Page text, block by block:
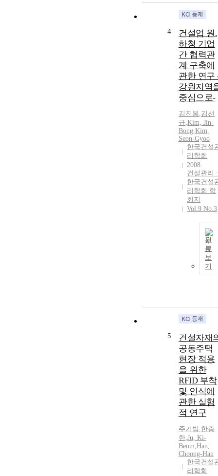
4
건설업 원.
하청 기업
간 협력관
계 구축에
관한 연구
강원지역
중심으로-
김진봉,김선
규,Kim, Jin-
Bong,Kim,
Seon-Gyoo
한국건설
리학회
2008
건설관리 :
한국건설
리학회 학
회지
Vol.9 No.3
원
문
보
기
5
건설자재
공동주택
현장 적용
을 위한
RFID 부착
및 인식에
관한 실험
적 연구
주기범 ,한충
한,Ju, Ki-
Beom,Han,
Choong-Han
한국건설
리학회